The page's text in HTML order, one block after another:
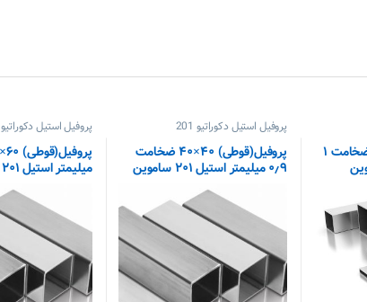
پروفیل(قوطی) ۲۰×۳۰ ضخامت ۱
پروفیل استیل دکوراتیو 201
پروفیل(قوطی) ۴۰×۴۰ ضخامت
۰٫۹ میلیمتر استیل ۲۰۱ ساموین
پروفیل استیل دکوراتیو 201
میلیمتر استیل ۲۰۱ ساموین